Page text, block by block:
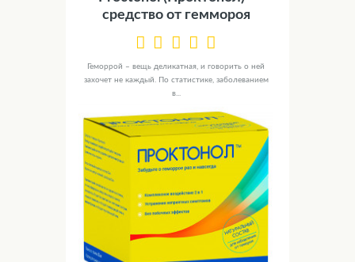
средство от геммороя
Геморрой – вещь деликатная, и говорить о ней
захочет не каждый. По статистике, заболеванием
в...